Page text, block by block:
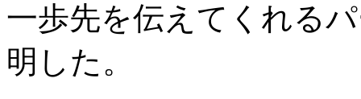
一歩先を伝えてくれる
明した。